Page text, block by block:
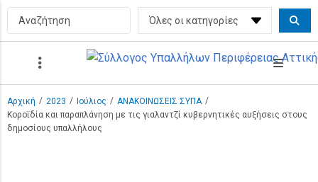
Αρχική / 2023 / Ιούλιος / ΑΝΑΚΟΙΝΩΣΕΙΣ ΣΥΠΑ /
Κοροϊδία και παραπλάνηση με τις γιαλαντζί κυβερνητικές αυξήσεις στους
δημοσίους υπαλλήλους